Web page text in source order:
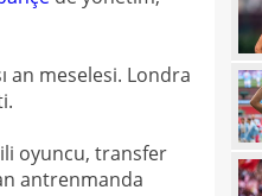
an meselesi. Londra
oyuncu, transfer
antrenmanda